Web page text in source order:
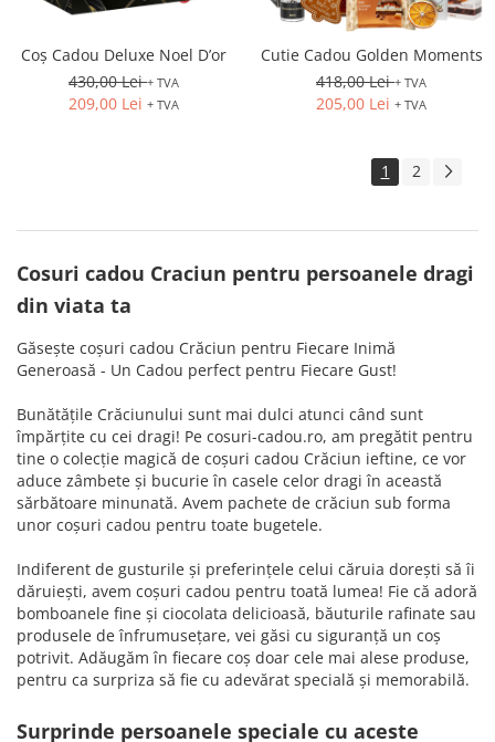
Coș Cadou Deluxe Noel D’or
430,00 Lei+ TVA
209,00 Lei + TVA
Cutie Cadou Golden Moments
418,00 Lei+ TVA
205,00 Lei + TVA
1 2
Cosuri cadou Craciun pentru persoanele dragi
din viata ta
Găsește coșuri cadou Crăciun pentru Fiecare Inimă
Generoasă - Un Cadou perfect pentru Fiecare Gust!
Bunătățile Crăciunului sunt mai dulci atunci când sunt
împărțite cu cei dragi! Pe cosuri-cadou.ro, am pregătit pentru
tine o colecție magică de coșuri cadou Crăciun ieftine, ce vor
aduce zâmbete și bucurie în casele celor dragi în această
sărbătoare minunată. Avem pachete de crăciun sub forma
unor coșuri cadou pentru toate bugetele.
Indiferent de gusturile și preferințele celui căruia dorești să îi
dăruiești, avem coșuri cadou pentru toată lumea! Fie că adoră
bomboanele fine și ciocolata delicioasă, băuturile rafinate sau
produsele de înfrumusețare, vei găsi cu siguranță un coș
potrivit. Adăugăm în fiecare coș doar cele mai alese produse,
pentru ca surpriza să fie cu adevărat specială și memorabilă.
Surprinde persoanele speciale cu aceste